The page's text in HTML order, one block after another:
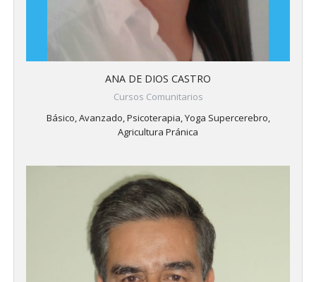
ANA DE DIOS CASTRO
Cursos Comunitarios
Básico, Avanzado, Psicoterapia, Yoga Supercerebro,
Agricultura Pránica